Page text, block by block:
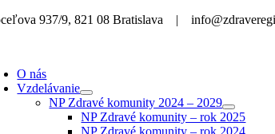
Skip
937/9, 821 08 Bratislava |
O nás
Vzdelávanie
NP Zdravé komunity 2024 – 2029
NP Zdravé komunity – rok 2025
NP Zdravé komunity – rok 2024